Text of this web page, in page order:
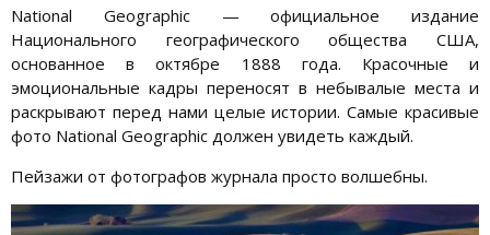
National Geographic — официальное издание
Национального географического общества США,
основанное в октябре 1888 года. Красочные и
эмоциональные кадры переносят в небывалые места и
раскрывают перед нами целые истории. Самые красивые
фото National Geographic должен увидеть каждый.
Пейзажи от фотографов журнала просто волшебны.